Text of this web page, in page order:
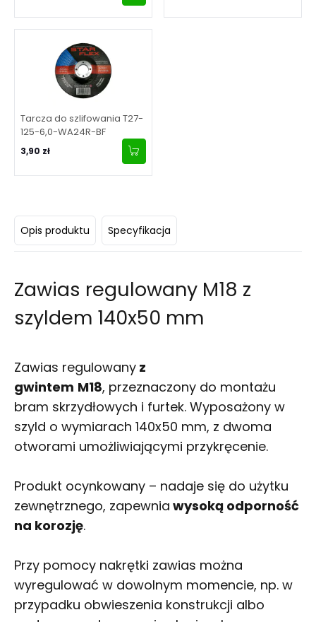
Tarcza do szlifowania T27-
125-6,0-WA24R-BF
3,90 zł
Opis produktu Specyfikacja
Zawias regulowany M18 z
szyldem 140x50 mm
Zawias regulowany z
gwintem M18, przeznaczony do montażu
bram skrzydłowych i furtek. Wyposażony w
szyld o wymiarach 140x50 mm, z dwoma
otworami umożliwiającymi przykręcenie.
Produkt ocynkowany – nadaje się do użytku
zewnętrznego, zapewnia wysoką odporność
na korozję.
Przy pomocy nakrętki zawias można
wyregulować w dowolnym momencie, np. w
przypadku obwieszenia konstrukcji albo